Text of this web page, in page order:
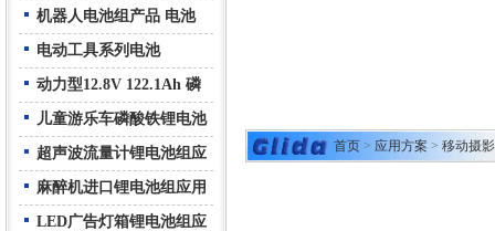
机器人电池组产品 电池
电动工具系列电池
动力型12.8V 122.1Ah 磷
酸铁锂电池组
儿童游乐车磷酸铁锂电池
组应用方案
超声波流量计锂电池组应
用方案
麻醉机进口锂电池组应用
方案
LED广告灯箱锂电池组应
首页 > 应用方案 > 移动摄